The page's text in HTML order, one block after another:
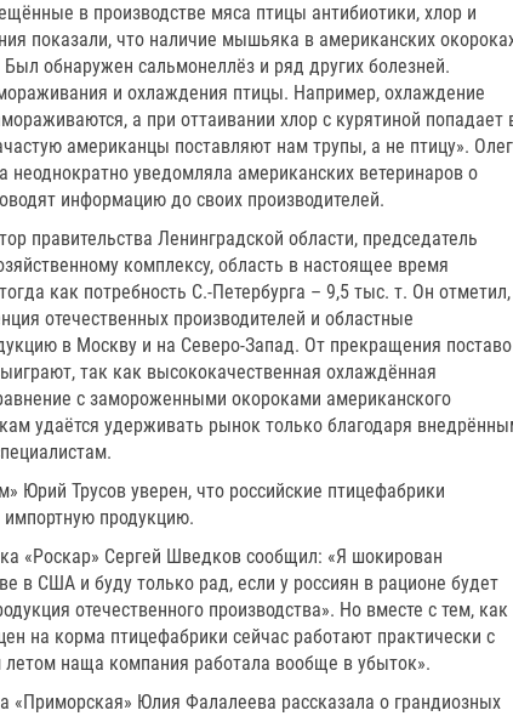
в производстве мяса птицы антибиотики, хлор и
показали, что наличие мышьяка в американских
обнаружен сальмонеллёз и ряд других болезней.
и охлаждения птицы. Например, охлаждение
а при оттаивании хлор с курятиной попадает
американцы поставляют нам трупы, а не птицу». Олег
неоднократно уведомляла американских ветеринаров о
информацию до своих производителей.
правительства Ленинградской области, председатель
комплексу, область в настоящее время
как потребность С.-Петербурга – 9,5 тыс. т. Он отметил,
отечественных производителей и областные
в Москву и на Северо-Запад. От прекращения
так как высококачественная охлаждённая
с замороженными окороками американского
удаётся удерживать рынок только благодаря
Юрий Трусов уверен, что российские птицефабрики
импортную продукцию.
«Роскар» Сергей Шведков сообщил: «Я шокирован
в США и буду только рад, если у россиян в рационе будет
отечественного производства». Но вместе с тем, как
на корма птицефабрики сейчас работают практически с
наща компания работала вообще в убыток».
Юлия Фалалеева рассказала о грандиозных